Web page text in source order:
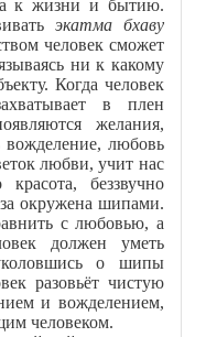
к жизни и бытию.
экатма бхаву
человек сможет
ни к какому
Когда человек
в плен
желания,
вожделение, любовь
любви, учит нас
беззвучно
окружена шипами.
с любовью, а
должен уметь
о шипы
разовьёт чистую
и вожделением,
человеком.